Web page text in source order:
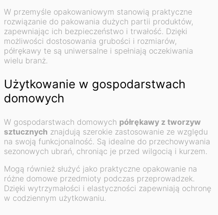
W przemyśle opakowaniowym stanowią praktyczne
rozwiązanie do pakowania dużych partii produktów,
zapewniając ich bezpieczeństwo i trwałość. Dzięki
możliwości dostosowania grubości i rozmiarów,
półrękawy te są uniwersalne i spełniają oczekiwania
wielu branż.
Użytkowanie w gospodarstwach
domowych
W gospodarstwach domowych półrękawy z tworzyw
sztucznych znajdują szerokie zastosowanie ze względu
na swoją funkcjonalność. Są idealne do przechowywania
sezonowych ubrań, chroniąc je przed wilgocią i kurzem.
Mogą również służyć jako praktyczne opakowanie na
różne domowe przedmioty podczas przeprowadzek.
Dzięki wytrzymałości i elastyczności zapewniają ochronę
w codziennym użytkowaniu.